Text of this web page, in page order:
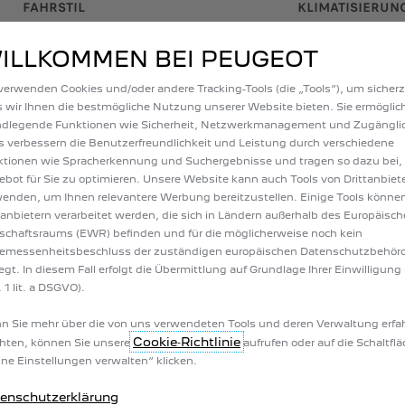
FAHRSTIL
Fahrstil können Sie
Reichweite optimieren.
von Heizung und Klimaanlage
zu 30 % Ihrer Reichweite
können.
DIE
MOBILITÄT
zuvor. Ihre Fahrten werden optimiert und bei einer Panne oder einem
online verwalten. Sie können sogar Ladevorgänge und die
BEI PEUGEOT
Cookies und/oder andere Tracking-Tools (die „Tools“), um
wir Ihnen die bestmögliche Nutzung unserer Website bieten. Sie
Funktionen wie Sicherheit, Netzwerkmanagement und
verbessern die Benutzerfreundlichkeit und Leistung durch verschiedene
wie Spracherkennung und Suchergebnisse und tragen so dazu bei,
für Sie zu optimieren. Unsere Website kann auch Tools von
um Ihnen relevantere Werbung bereitzustellen. Einige Tools
verarbeitet werden, die sich in Ländern außerhalb des
(EWR) befinden und für die möglicherweise noch kein
der zuständigen europäischen
In diesem Fall erfolgt die Übermittlung auf Grundlage Ihrer Einwilligung
1 lit. a DSGVO).
Sie mehr über die von uns verwendeten Tools und deren Verwaltung
können Sie unsere Cookie‑Richtlinie aufrufen oder auf die
Einstellungen verwalten“ klicken.